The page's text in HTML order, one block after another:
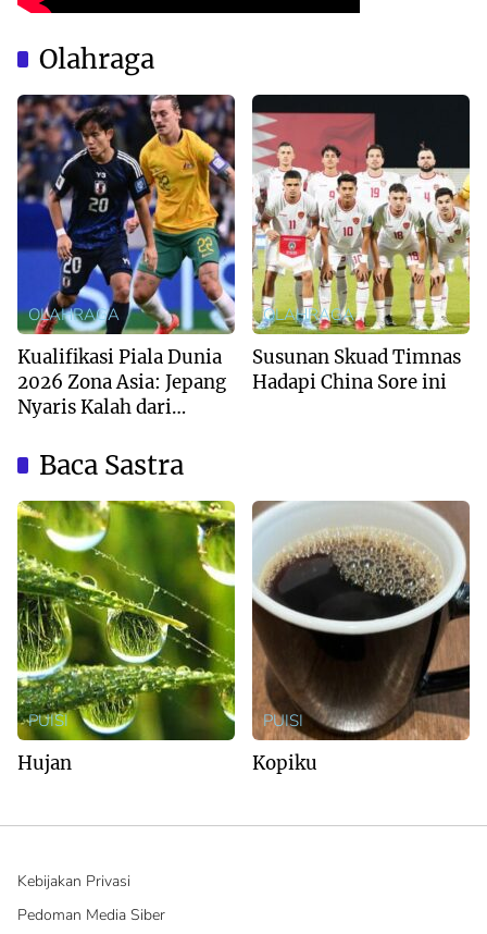
Olahraga
OLAHRAGA
Kualifikasi Piala Dunia
2026 Zona Asia: Jepang
Nyaris Kalah dari
OLAHRAGA
Susunan Skuad Timnas
Hadapi China Sore ini
Baca Sastra
PUISI
Hujan
PUISI
Kopiku
Kebijakan Privasi
Pedoman Media Siber